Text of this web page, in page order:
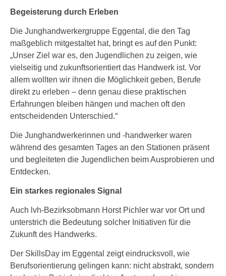
Begeisterung durch Erleben
Die Junghandwerkergruppe Eggental, die den Tag
maßgeblich mitgestaltet hat, bringt es auf den Punkt:
„Unser Ziel war es, den Jugendlichen zu zeigen, wie
vielseitig und zukunftsorientiert das Handwerk ist. Vor
allem wollten wir ihnen die Möglichkeit geben, Berufe
direkt zu erleben – denn genau diese praktischen
Erfahrungen bleiben hängen und machen oft den
entscheidenden Unterschied.“
Die Junghandwerkerinnen und -handwerker waren
während des gesamten Tages an den Stationen präsent
und begleiteten die Jugendlichen beim Ausprobieren und
Entdecken.
Ein starkes regionales Signal
Auch lvh-Bezirksobmann Horst Pichler war vor Ort und
unterstrich die Bedeutung solcher Initiativen für die
Zukunft des Handwerks.
Der SkillsDay im Eggental zeigt eindrucksvoll, wie
Berufsorientierung gelingen kann: nicht abstrakt, sondern